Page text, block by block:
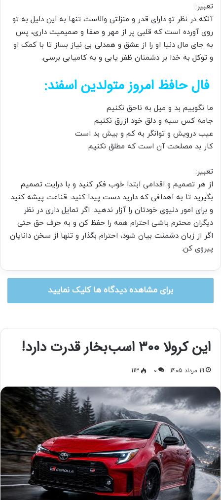
تعبیر:
آنکه در نظر تو دارای قدر و منزلتی والاست تنها به این دلیل به تو
روی آورده است که قلبی پر از مهر و صفا و صمیمیت داری، پس
به جای مال دنیا او را از عشق و همدلی بی نیاز بساز تا با کمک او
و توکل به خدا بر دشمنان ظفر یابی و به کامیابی برسی.
فال حافظ امروز متولدین اسفند:
ما نگوییم بد و میل به ناحق نکنیم
جامه کس سیه و دلق خود ازرق نکنیم
عیب درویش و توانگر به کم و بیش بد است
کار بد مصلحت آن است که مطلق نکنیم
تعبیر:
از هر تصمیم و اقدامی ابتدا خوب فکر کنید و با درایت تصمیم
بگیرید تا به اهدافی که دارید دست پیدا کنید. قناعت پیشه کنید
و برای امور دنیوی خودتان را آزار ندهید. اگر تمایل داری در نظر
دیگران محترم باشی احترام همه را حفظ کن و به حرف حق حتی
اگر از زبان دشمنت بیان شود، احترام بگذار و تنها از سخن دانایان
پیروی کن.
برای مشاهده دیدگاه ها کلیک نمایید